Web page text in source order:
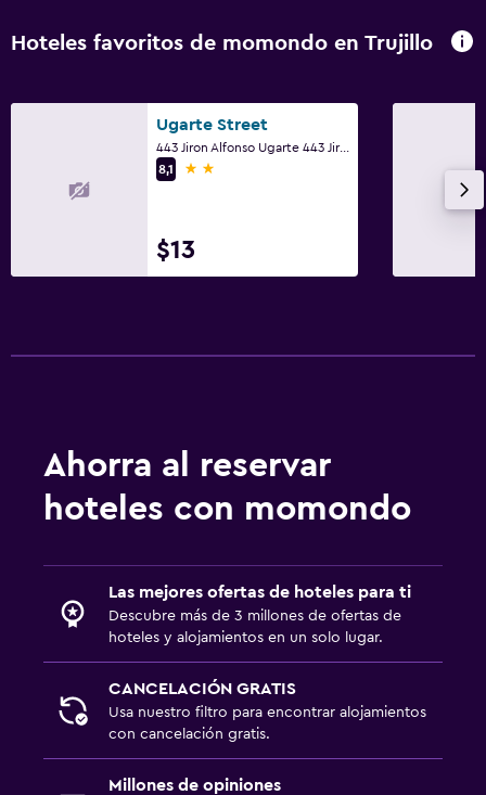
Hoteles favoritos de momondo en Trujillo
Ugarte Street
443 Jiron Alfonso Ugarte 443 Jiron Alfonso Ugarte, Trujillo
8,1
2 estrellas
$13
Ahorra al reservar
hoteles con momondo
Las mejores ofertas de hoteles para ti
Descubre más de 3 millones de ofertas de
hoteles y alojamientos en un solo lugar.
CANCELACIÓN GRATIS
Usa nuestro filtro para encontrar alojamientos
con cancelación gratis.
Millones de opiniones